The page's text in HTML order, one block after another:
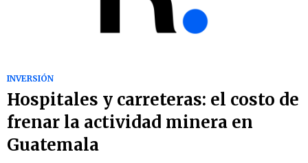
INVERSIÓN
Hospitales y carreteras: el costo de
frenar la actividad minera en
Guatemala